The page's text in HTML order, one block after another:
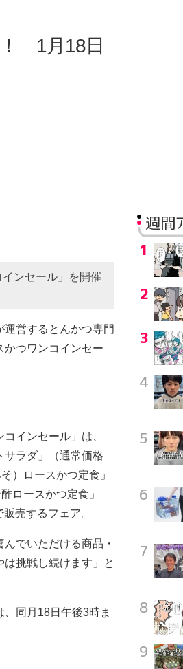
1月18日
ンセール」を開催
営するとんかつ専門
かつワンコインセー
インセール」は、
サラダ」（通常価格
）ロースかつ定食」
ロースかつ定食」
売するフェア。
でいただける商品・
挑戦し続けます」と
、同月18日午後3時ま
週間